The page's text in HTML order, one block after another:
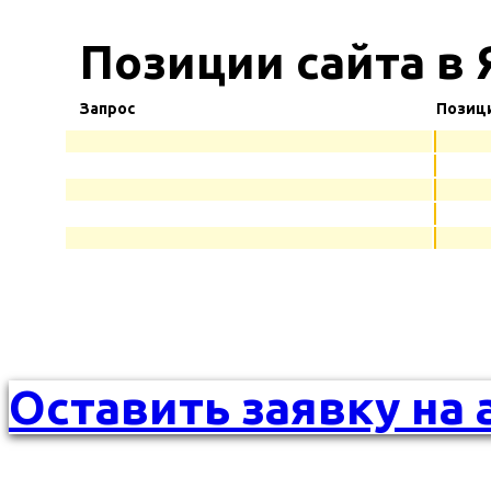
Позиции сайта в
Запрос
Оставить заявку на